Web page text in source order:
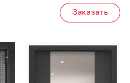
Заказать